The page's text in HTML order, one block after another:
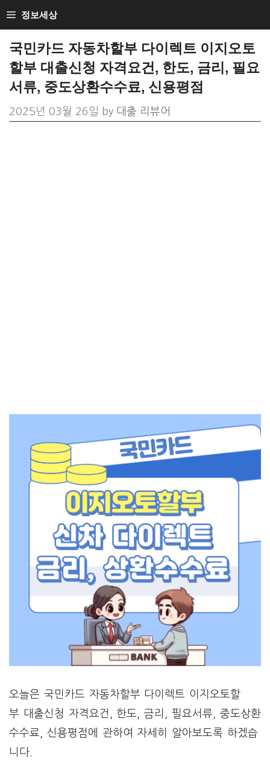
Skip
to
content
정보세상
국민카드 자동차할부 다이렉트 이지오토
할부 대출신청 자격요건, 한도, 금리, 필요
서류, 중도상환수수료, 신용평점
2025년 03월 26일 by 대출 리뷰어
오늘은 국민카드 자동차할부 다이렉트 이지오토할
부 대출신청 자격요건, 한도, 금리, 필요서류, 중도상환
수수료, 신용평점에 관하여 자세히 알아보도록 하겠습
니다.